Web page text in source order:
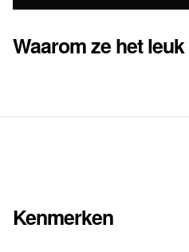
Waarom ze het
Kenmerken